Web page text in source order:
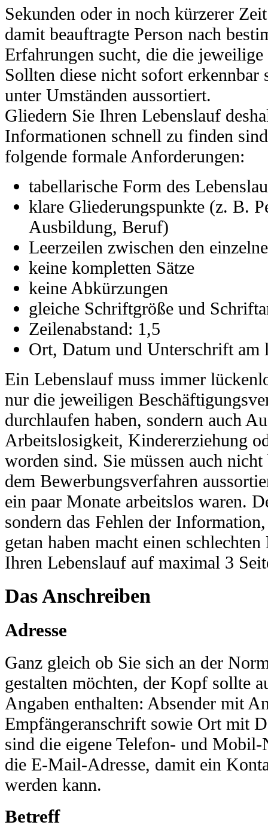
Sekunden oder in noch kürzerer
damit beauftragte Person nach
Erfahrungen sucht, die die
Sollten diese nicht sofort
unter Umständen aussortiert.
Gliedern Sie Ihren Lebenslauf
Informationen schnell zu finden
folgende formale Anforderungen:
tabellarische Form des
klare Gliederungspunkte (z. B.
Ausbildung, Beruf)
Leerzeilen zwischen den
keine kompletten Sätze
keine Abkürzungen
gleiche Schriftgröße und
Zeilenabstand: 1,5
Ort, Datum und Unterschrift am
Ein Lebenslauf muss immer
nur die jeweiligen
durchlaufen haben, sondern auch
Arbeitslosigkeit, Kindererziehung
worden sind. Sie müssen auch
dem Bewerbungsverfahren
ein paar Monate arbeitslos waren.
sondern das Fehlen der
getan haben macht einen
Ihren Lebenslauf auf maximal 3
Das Anschreiben
Adresse
Ganz gleich ob Sie sich an der
gestalten möchten, der Kopf sollte
Angaben enthalten: Absender mit
Empfängeranschrift sowie Ort mit
sind die eigene Telefon- und
die E-Mail-Adresse, damit ein
werden kann.
Betreff